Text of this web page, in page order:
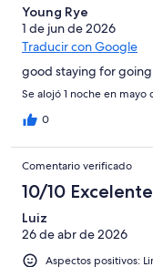
Young Rye
1 de jun de 2026
Traducir con Google
good staying for
Se alojó 1 noche en mayo
0
Comentario verificado
10/10 Excelente
Luiz
26 de abr de 2026
Aspectos positivos: